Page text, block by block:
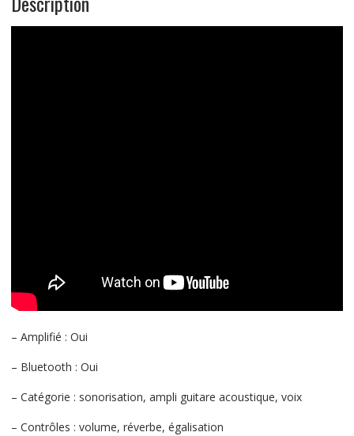
– Amplifié : Oui
– Bluetooth : Oui
– Catégorie : sonorisation, ampli guitare acoustique, voix
– Contrôles : volume, réverbe, égalisation